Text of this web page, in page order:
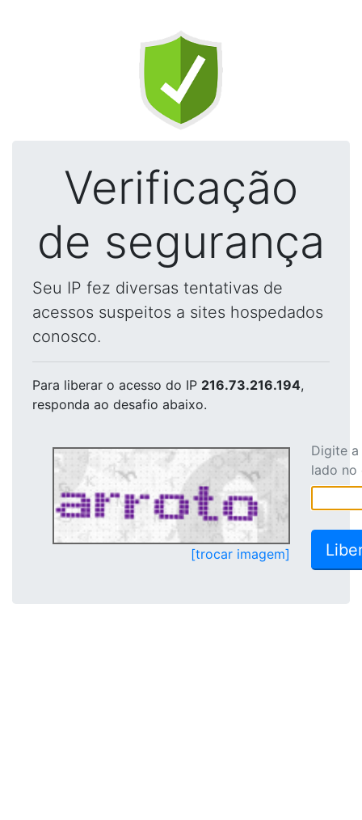
Verificação
de segurança
Seu IP fez diversas tentativas de
acessos suspeitos a sites hospedados
conosco.
Para liberar o acesso do IP 216.73.216.194,
responda ao desafio abaixo.
[trocar imagem]
Digite
lado no